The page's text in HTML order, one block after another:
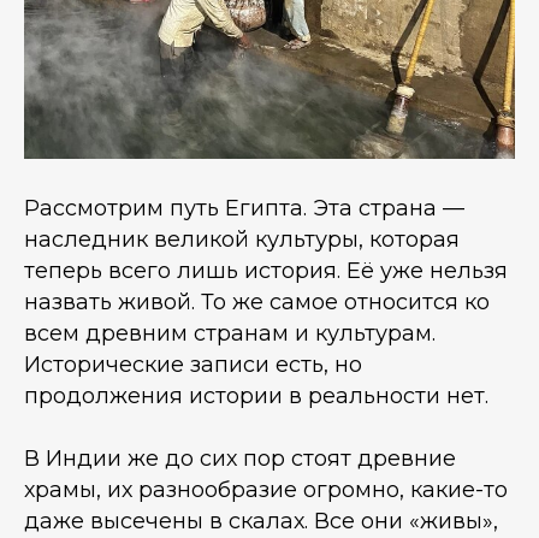
Рассмотрим путь Египта. Эта страна —
наследник великой культуры, которая
теперь всего лишь история. Её уже нельзя
назвать живой. То же самое относится ко
всем древним странам и культурам.
Исторические записи есть, но
продолжения истории в реальности нет.
В Индии же до сих пор стоят древние
храмы, их разнообразие огромно, какие-то
даже высечены в скалах. Все они «живы»,